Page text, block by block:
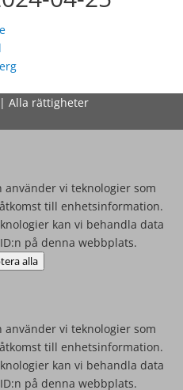
Alla rättigheter
använder vi teknologier som
till enhetsinformation.
kan vi behandla data
på denna webbplats.
alla
använder vi teknologier som
till enhetsinformation.
kan vi behandla data
på denna webbplats.